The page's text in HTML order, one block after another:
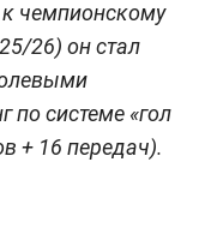
чемпионскому
26) он стал
по системе «гол
+ 16 передач).